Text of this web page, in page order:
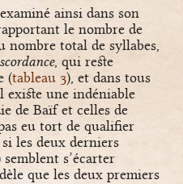
ainsi dans son
le nombre de
nombre total de syllabes,
, qui reste
(tableau 3), et dans tous
existe une indéniable
de Baïf et celles de
eu tort de qualifier
les deux derniers
s’écarter
que les deux premiers